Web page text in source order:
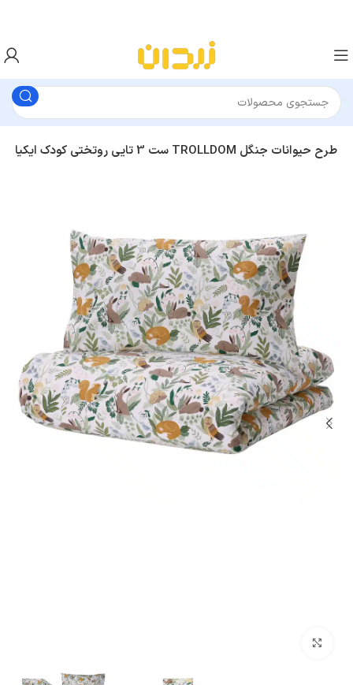
ست 3 تایی روتختی کودک ایکیا TROLLDOM طرح حیوانات جنگل